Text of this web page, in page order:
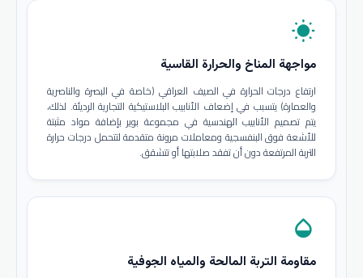
wb_sunny
مواجهة المناخ والحرارة القاسية
ارتفاع درجات الحرارة في الصيف العراقي (خاصة في البصرة والناصرية
والعمارة) يتسبب في إضعاف الأنابيب البلاستيكية التجارية الرديئة. لذلك،
يتم تصميم الأنابيب الهندسية في مجموعة بوير بإضافة مواد مثبتة
للأشعة فوق البنفسجية ومعاملات مرونة متقدمة لتتحمل درجات حرارة
التربة المرتفعة دون أن تفقد صلابتها أو تتشقق.
opacity
مقاومة التربة المالحة والمياه الجوفية